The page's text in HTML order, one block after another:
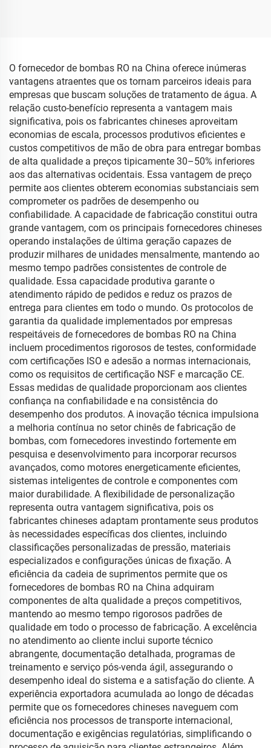
Centrífuga
O fornecedor de bombas RO na China oferece inúmeras
vantagens atraentes que os tornam parceiros ideais para
empresas que buscam soluções de tratamento de água. A
relação custo-benefício representa a vantagem mais
significativa, pois os fabricantes chineses aproveitam
economias de escala, processos produtivos eficientes e
custos competitivos de mão de obra para entregar bombas
de alta qualidade a preços tipicamente 30–50% inferiores
aos das alternativas ocidentais. Essa vantagem de preço
permite aos clientes obterem economias substanciais sem
comprometer os padrões de desempenho ou
confiabilidade. A capacidade de fabricação constitui outra
grande vantagem, com os principais fornecedores chineses
operando instalações de última geração capazes de
produzir milhares de unidades mensalmente, mantendo ao
mesmo tempo padrões consistentes de controle de
qualidade. Essa capacidade produtiva garante o
atendimento rápido de pedidos e reduz os prazos de
entrega para clientes em todo o mundo. Os protocolos de
garantia da qualidade implementados por empresas
respeitáveis de fornecedores de bombas RO na China
incluem procedimentos rigorosos de testes, conformidade
com certificações ISO e adesão a normas internacionais,
como os requisitos de certificação NSF e marcação CE.
Essas medidas de qualidade proporcionam aos clientes
confiança na confiabilidade e na consistência do
desempenho dos produtos. A inovação técnica impulsiona
a melhoria contínua no setor chinês de fabricação de
bombas, com fornecedores investindo fortemente em
pesquisa e desenvolvimento para incorporar recursos
avançados, como motores energeticamente eficientes,
sistemas inteligentes de controle e componentes com
maior durabilidade. A flexibilidade de personalização
representa outra vantagem significativa, pois os
fabricantes chineses adaptam prontamente seus produtos
às necessidades específicas dos clientes, incluindo
classificações personalizadas de pressão, materiais
especializados e configurações únicas de fixação. A
eficiência da cadeia de suprimentos permite que os
fornecedores de bombas RO na China adquiram
componentes de alta qualidade a preços competitivos,
mantendo ao mesmo tempo rigorosos padrões de
qualidade em todo o processo de fabricação. A excelência
no atendimento ao cliente inclui suporte técnico
abrangente, documentação detalhada, programas de
treinamento e serviço pós-venda ágil, assegurando o
desempenho ideal do sistema e a satisfação do cliente. A
experiência exportadora acumulada ao longo de décadas
permite que os fornecedores chineses naveguem com
eficiência nos processos de transporte internacional,
documentação e exigências regulatórias, simplificando o